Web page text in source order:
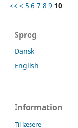
<< < 5 6 7 8 9 10
Sprog
Dansk
English
Information
Til læsere